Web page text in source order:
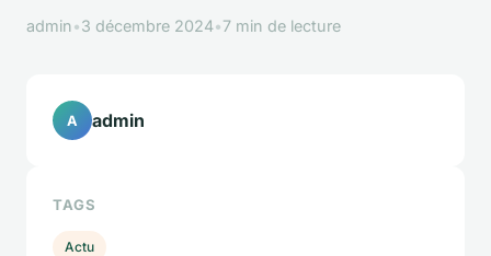
admin•3 décembre 2024•7 min de lecture
A admin
TAGS
Actu